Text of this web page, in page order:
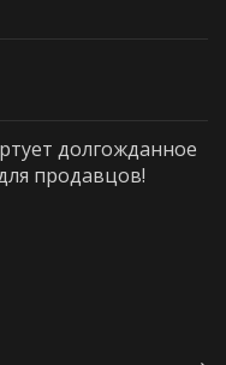
долгожданное
продавцов!